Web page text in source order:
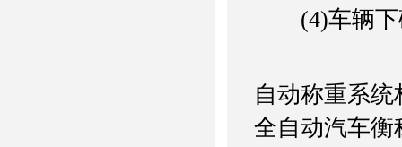
(4)车辆下
自动称重系统
全自动汽车衡